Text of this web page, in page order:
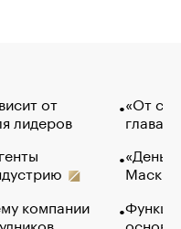
от
лидеров
компании
«От
глава
Маск в
основ